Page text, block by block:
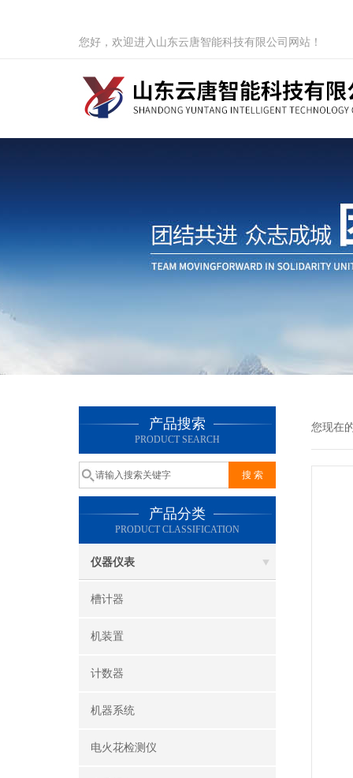
您好，欢迎进入山东云唐智能科技有限公司网站！
产品搜索
PRODUCT SEARCH
产品分类
PRODUCT CLASSIFICATION
仪器仪表
槽计器
机装置
计数器
机器系统
电火花检测仪
您现在